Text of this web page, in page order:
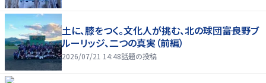
土に、膝をつく。文化人が挑む、北の球団――富良野ブ
ルーリッジ、二つの真実（前編）
2026/07/21 14:48話題の投稿